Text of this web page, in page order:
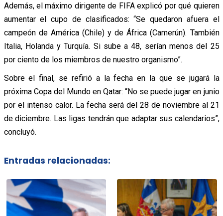
Además, el máximo dirigente de FIFA explicó por qué quieren
aumentar el cupo de clasificados: “Se quedaron afuera el
campeón de América (Chile) y de África (Camerún). También
Italia, Holanda y Turquía. Si sube a 48, serían menos del 25
por ciento de los miembros de nuestro organismo”.
Sobre el final, se refirió a la fecha en la que se jugará la
próxima Copa del Mundo en Qatar: “No se puede jugar en junio
por el intenso calor. La fecha será del 28 de noviembre al 21
de diciembre. Las ligas tendrán que adaptar sus calendarios”,
concluyó.
Entradas relacionadas: